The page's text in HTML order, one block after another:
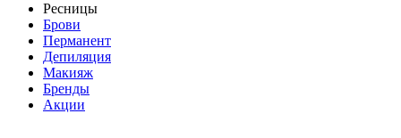
Ресницы
Брови
Перманент
Депиляция
Макияж
Бренды
Акции